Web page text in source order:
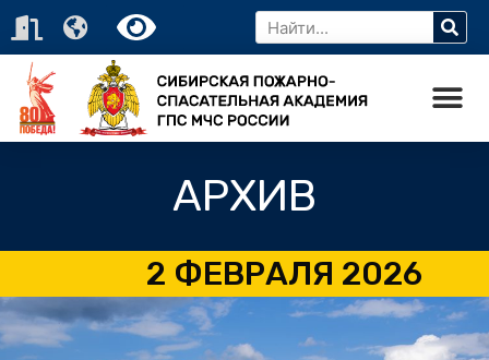
АРХИВ
2 ФЕВРАЛЯ 2026